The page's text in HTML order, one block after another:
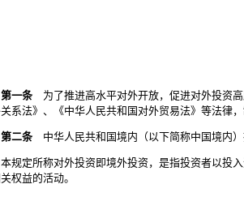
第一条 为了推进高水平对外开放，促进对外投资
系法》、《中华人民共和国对外贸易法》等法律，
第二条 中华人民共和国境内（以下简称中国境内）
本规定所称对外投资即境外投资，是指投资者以投
权益的活动。